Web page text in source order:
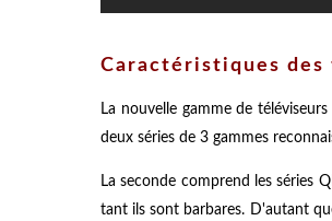
Caractéristiques des
La nouvelle gamme de
deux séries de 3 gammes
La seconde comprend les séries
tant ils sont barbares. D'autant